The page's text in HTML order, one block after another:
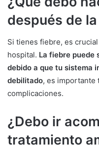
después de
Si tienes fiebre, es
hospital. La fiebre puede
debido a que tu sistema
debilitado, es importante
complicaciones.
¿Debo ir
tratamiento